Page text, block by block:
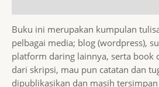
Buku ini merupakan kumpulan
pelbagai media; blog (wordpress),
platform daring lainnya, serta book
dari skripsi, mau pun catatan dan
dipublikasikan dan masih